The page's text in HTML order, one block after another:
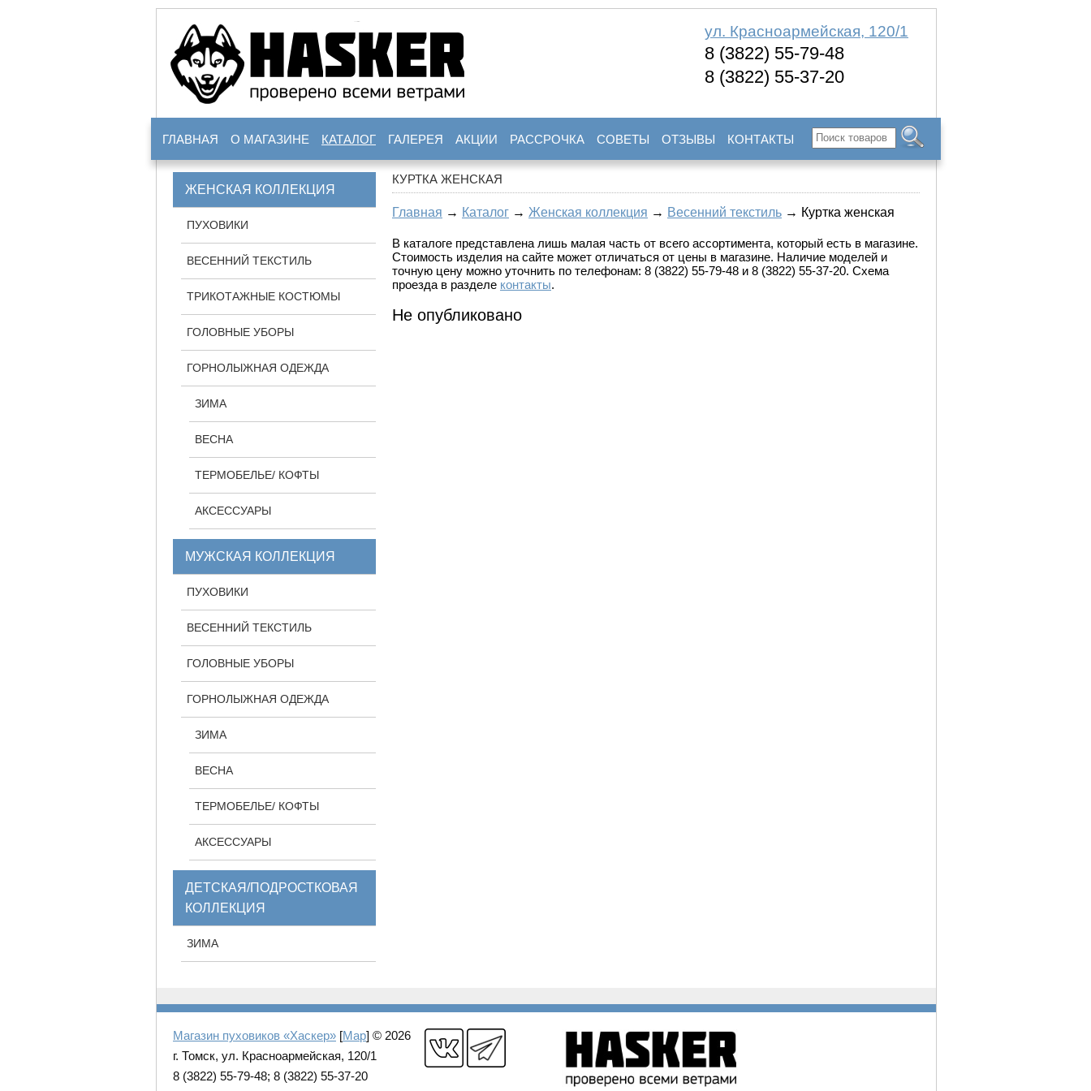
ул. Красноармейская, 120/1
8 (3822) 55-79-48
8 (3822) 55-37-20
ГЛАВНАЯ О МАГАЗИНЕ КАТАЛОГ ГАЛЕРЕЯ АКЦИИ РАССРОЧКА СОВЕТЫ ОТЗЫВЫ КОНТАКТЫ
КУРТКА ЖЕНСКАЯ
Главная → Каталог → Женская коллекция → Весенний текстиль → Куртка женская
В каталоге представлена лишь малая часть от всего ассортимента, который есть в магазине.
Стоимость изделия на сайте может отличаться от цены в магазине. Наличие моделей и
точную цену можно уточнить по телефонам: 8 (3822) 55-79-48 и 8 (3822) 55-37-20. Схема
проезда в разделе контакты.
Не опубликовано
ЖЕНСКАЯ КОЛЛЕКЦИЯ
ПУХОВИКИ
ВЕСЕННИЙ ТЕКСТИЛЬ
ТРИКОТАЖНЫЕ КОСТЮМЫ
ГОЛОВНЫЕ УБОРЫ
ГОРНОЛЫЖНАЯ ОДЕЖДА
ЗИМА
ВЕСНА
ТЕРМОБЕЛЬЕ/ КОФТЫ
АКСЕССУАРЫ
МУЖСКАЯ КОЛЛЕКЦИЯ
ПУХОВИКИ
ВЕСЕННИЙ ТЕКСТИЛЬ
ГОЛОВНЫЕ УБОРЫ
ГОРНОЛЫЖНАЯ ОДЕЖДА
ЗИМА
ВЕСНА
ТЕРМОБЕЛЬЕ/ КОФТЫ
АКСЕССУАРЫ
ДЕТСКАЯ/ПОДРОСТКОВАЯ
КОЛЛЕКЦИЯ
ЗИМА
Магазин пуховиков «Хаскер» [Map] © 2026
г. Томск, ул. Красноармейская, 120/1
8 (3822) 55-79-48; 8 (3822) 55-37-20